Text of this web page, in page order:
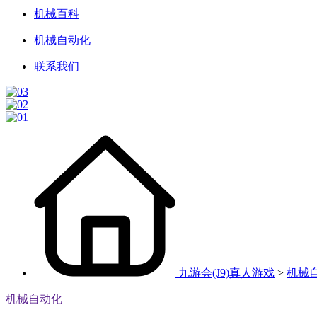
机械百科
机械自动化
联系我们
九游会(J9)真人游戏 > 机械
机械自动化